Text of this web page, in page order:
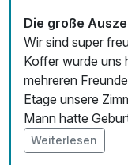
Die große
Wir sind super
Koffer wurde uns
mehreren
Etage unsere
Mann hatte
sehr schön
sehr freundlich
Weiterlesen